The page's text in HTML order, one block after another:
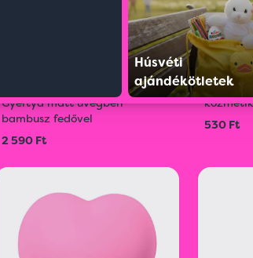
Húsvéti
ajándékötletek
Gyertya matt üvegben
bambusz fedővel
2 590 Ft
530 Ft